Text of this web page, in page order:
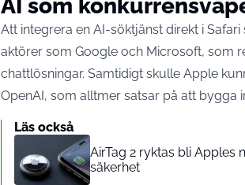
AI som
Att integrera en AI-söktjänst direkt i
aktörer som Google och Microsoft, som
chattlösningar. Samtidigt skulle Apple
OpenAI, som alltmer satsar på att bygga
Läs också
AirTag 2 ryktas bli Apples
säkerhet